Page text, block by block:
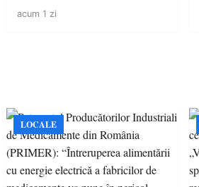
acum 1 zi
LOCALE